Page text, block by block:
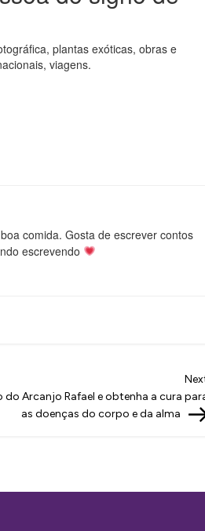
plantas exóticas, obras e
viagens.
comida. Gosta de escrever contos
escrevendo
do Arcanjo Rafael e obtenha a cura
as doenças do corpo e da alma